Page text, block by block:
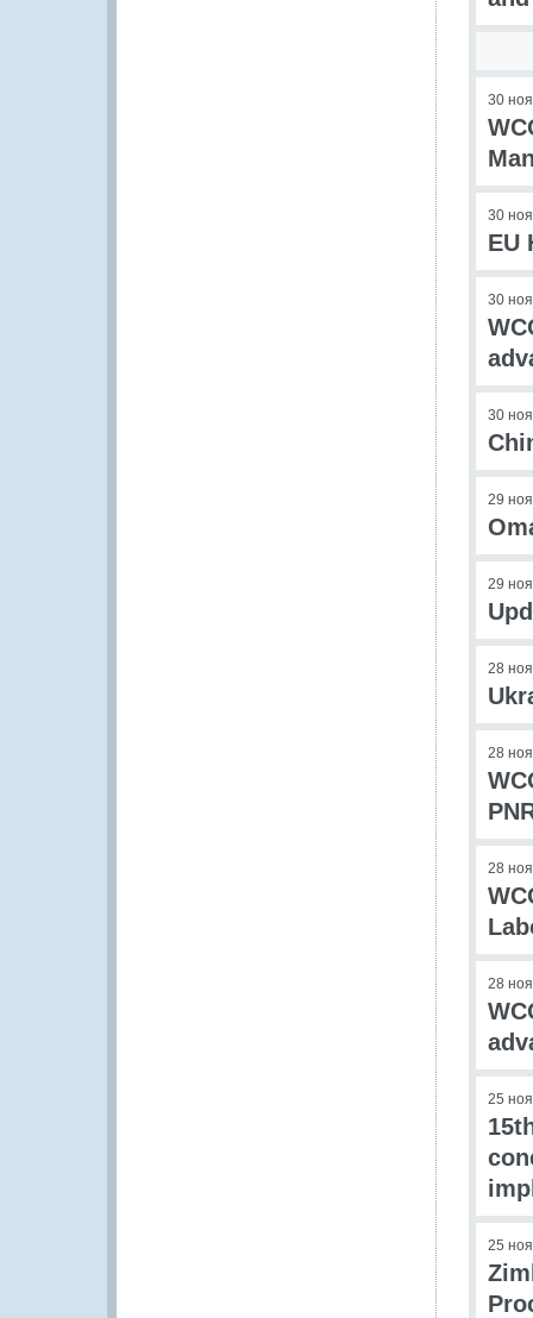
30
30
EU
30
30
29
29
28
28
28
28
25
25